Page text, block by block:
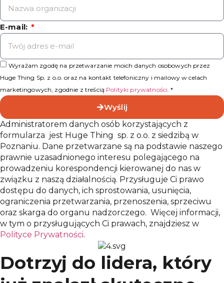
E-mail:
Wyrażam zgodę na przetwarzanie moich danych osobowych przez
Huge Thing Sp. z o.o. oraz na kontakt telefoniczny i mailowy w celach
marketingowych, zgodnie z treścią Polityki prywatności . *
Wyślij
Administratorem danych osób korzystających z
formularza jest Huge Thing sp. z o.o. z siedzibą w
Poznaniu. Dane przetwarzane są na podstawie naszego
prawnie uzasadnionego interesu polegającego na
prowadzeniu korespondencji kierowanej do nas w
związku z naszą działalnością. Przysługuje Ci prawo
dostępu do danych, ich sprostowania, usunięcia,
ograniczenia przetwarzania, przenoszenia, sprzeciwu
oraz skarga do organu nadzorczego. Więcej informacji,
w tym o przysługujących Ci prawach, znajdziesz w
Polityce Prywatności.
Dotrzyj do lidera, który